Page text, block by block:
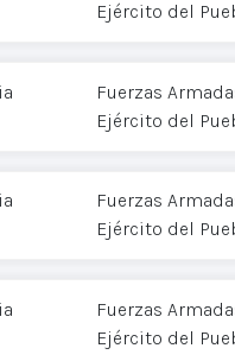
Ejército del
Fuerzas
Ejército del
Fuerzas
Ejército del
Fuerzas
Ejército del